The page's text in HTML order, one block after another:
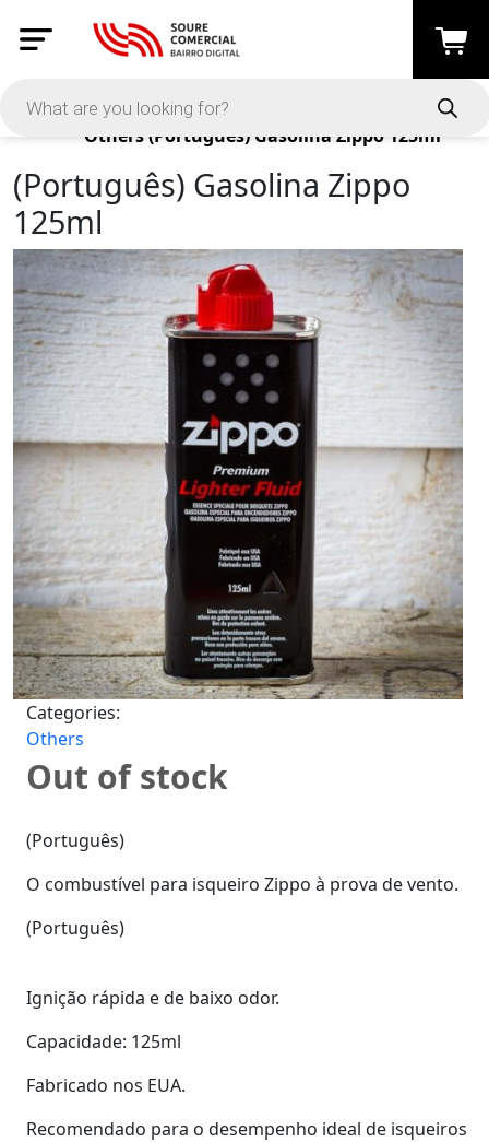
Products
Others(Português) Gasolina Zippo 125ml
(Português) Gasolina Zippo
125ml
Categories:
Others
Out of stock
(Português)
O combustível para isqueiro Zippo à prova de vento.
(Português)
Ignição rápida e de baixo odor.
Capacidade: 125ml
Fabricado nos EUA.
Recomendado para o desempenho ideal de isqueiros